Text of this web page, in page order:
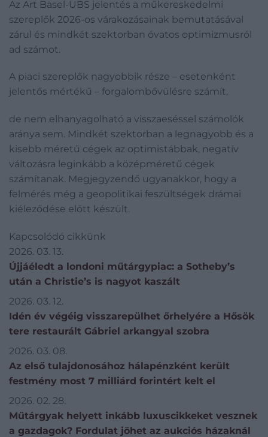
Az Art Basel-UBS jelentés a műkereskedelmi
szereplők 2026-os várakozásainak bemutatásával
zárul és mindkét szektorban óvatos optimizmusról
ad számot.
A piaci szereplők nagyobbik része – esetenként
jelentős mértékű – forgalombővülésre számít,
de nem elhanyagolható a visszaeséssel számolók
aránya sem. Mindkét szektorban a legnagyobb és a
kisebb méretű cégek az optimistábbak, negatív
változásra leginkább a középméretű cégek
számítanak. Megjegyzendő ugyanakkor, hogy a
felmérés még a geopolitikai feszültségek drámai
kiéleződése előtt készült.
Kapcsolódó cikkünk
2026. 03. 13.
Újjáéledt a londoni műtárgypiac: a Sotheby’s
után a Christie’s is nagyot kaszált
2026. 03. 12.
Idén év végéig visszarepülhet őrhelyére a Hősök
tere restaurált Gábriel arkangyal szobra
2026. 03. 08.
Az első tulajdonosához hálapénzként került
festmény most 7 milliárd forintért kelt el
2026. 02. 28.
Műtárgyak helyett inkább luxuscikkeket vesznek
a gazdagok? Fordulat jöhet az aukciós házaknál